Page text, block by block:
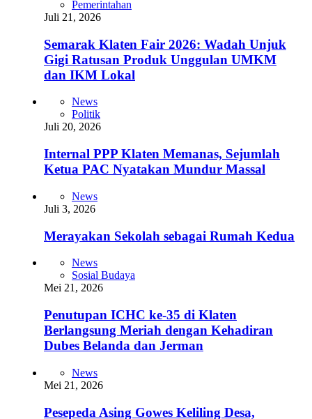
Pemerintahan
Juli 21, 2026
Semarak Klaten Fair 2026: Wadah Unjuk
Gigi Ratusan Produk Unggulan UMKM
dan IKM Lokal
News
Politik
Juli 20, 2026
Internal PPP Klaten Memanas, Sejumlah
Ketua PAC Nyatakan Mundur Massal
News
Juli 3, 2026
Merayakan Sekolah sebagai Rumah Kedua
News
Sosial Budaya
Mei 21, 2026
Penutupan ICHC ke-35 di Klaten
Berlangsung Meriah dengan Kehadiran
Dubes Belanda dan Jerman
News
Mei 21, 2026
Pesepeda Asing Gowes Keliling Desa,